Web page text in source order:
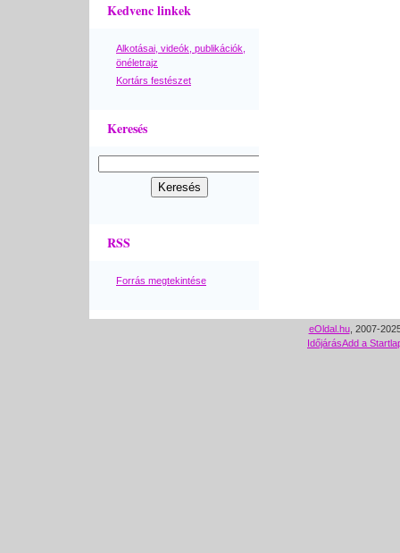
Kedvenc linkek
Alkotásai, videók, publikációk,
önéletrajz
Kortárs festészet
Keresés
RSS
Forrás megtekintése
eOldal.hu, 2007-
IdőjárásAdd a